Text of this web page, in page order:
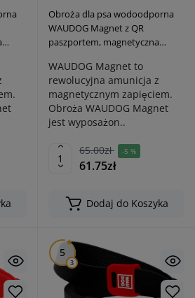
Obroża dla psa wodoodporna
WAUDOG Magnet z QR
paszportem, magnetyczna
WAUDOG Magnet to
rewolucyjna amunicja z
magnetycznym zapięciem.
Obroża WAUDOG Magnet
jest wyposażon..
65.00zł -5 %
61.75zł
Dodaj do Koszyka
5
3